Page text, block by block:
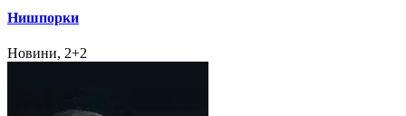
Нишпорки
Новини, 2+2